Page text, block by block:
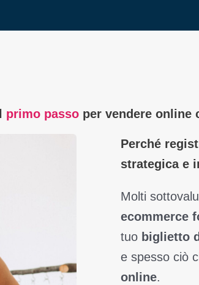
primo passoper vendere online
Perché
strategica e
Molti
ecommerce
tuo biglietto
e spesso ciò
online.